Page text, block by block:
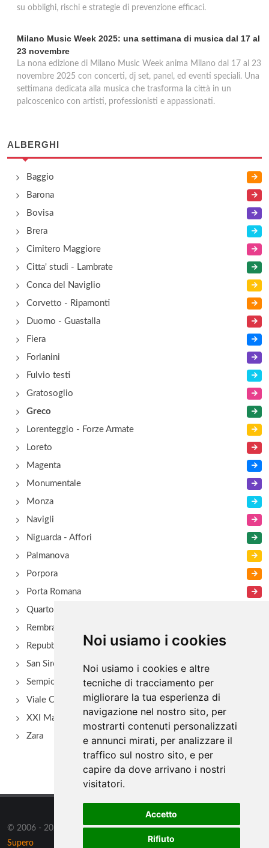
Noi usiamo i cookies
Noi usiamo i cookies e altre
tecniche di tracciamento per
migliorare la tua esperienza di
navigazione nel nostro sito, per
mostrarti contenuti personalizzati
e annunci mirati, per analizzare il
traffico sul nostro sito, e per
capire da dove arrivano i nostri
visitatori.
Accetto
Rifiuto
su obblighi, rischi e strategie di prevenzione efficaci.
Milano Music Week 2025: una settimana di musica dal 17 al
23 novembre
La nona edizione di Milano Music Week anima Milano dal 17 al 23
novembre 2025 con concerti, dj set, panel, ed eventi speciali. Una
settimana dedicata alla musica che trasforma la città in un
palcoscenico con artisti, professionisti e appassionati.
ALBERGHI
Baggio
Barona
Bovisa
Brera
Cimitero Maggiore
Citta' studi - Lambrate
Conca del Naviglio
Corvetto - Ripamonti
Duomo - Guastalla
Fiera
Forlanini
Fulvio testi
Gratosoglio
Greco
Lorenteggio - Forze Armate
Loreto
Magenta
Monumentale
Monza
Navigli
Niguarda - Affori
Palmanova
Porpora
Porta Romana
Quarto Oggiaro
Rembrant
Repubblica
San Siro - Via Novara
Sempione
Viale Certosa
XXI Marzo
Zara
© 2006 - 2026 Supero Ltd, Malta tutti i diritti riservati. Powered by
Supero